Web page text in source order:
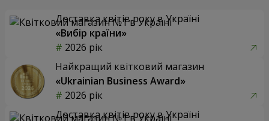
Доставка квітів року в Україні
«Вибір країни»
2026 рік
Найкращий квітковий магазин
«Ukrainian Business Award»
2026 рік
Доставка квітів року в Україні